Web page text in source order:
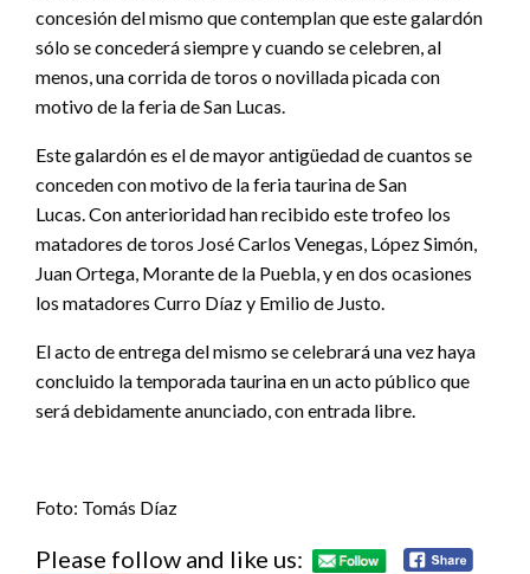
concesión del mismo que contemplan que este galardón
sólo se concederá siempre y cuando se celebren, al
menos, una corrida de toros o novillada picada con
motivo de la feria de San Lucas.
Este galardón es el de mayor antigüedad de cuantos se
conceden con motivo de la feria taurina de San
Lucas. Con anterioridad han recibido este trofeo los
matadores de toros José Carlos Venegas, López Simón,
Juan Ortega, Morante de la Puebla, y en dos ocasiones
los matadores Curro Díaz y Emilio de Justo.
El acto de entrega del mismo se celebrará una vez haya
concluido la temporada taurina en un acto público que
será debidamente anunciado, con entrada libre.
Foto: Tomás Díaz
Please follow and like us: